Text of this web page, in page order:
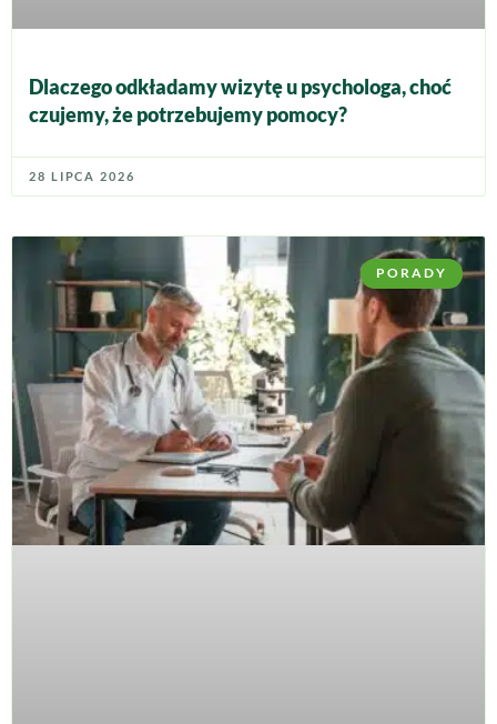
Dlaczego odkładamy wizytę u psychologa, choć
czujemy, że potrzebujemy pomocy?
28 LIPCA 2026
PORADY